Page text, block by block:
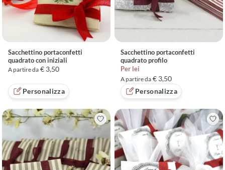
Sacchettino portaconfetti
quadrato con iniziali
A partire da € 3,50
Personalizza
Sacchettino portaconfetti
quadrato profilo
Per lei
A partire da € 3,50
Personalizza